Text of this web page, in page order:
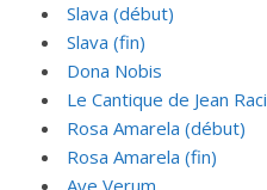
Slava (début)
Slava (fin)
Dona Nobis
Le Cantique de Jean
Rosa Amarela (début)
Rosa Amarela (fin)
Ave Verum